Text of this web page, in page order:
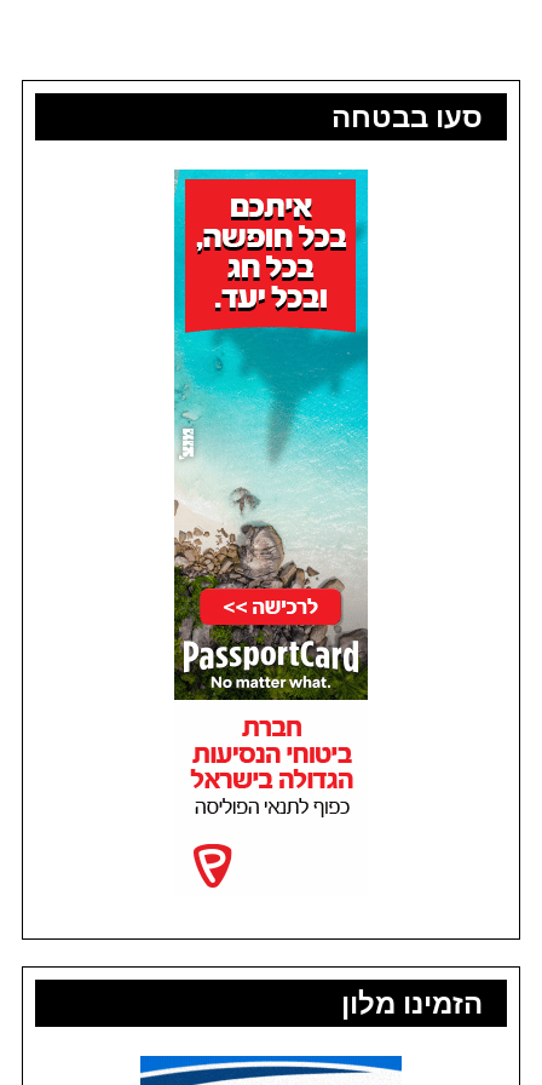
סעו בבטחה
הזמינו מלון